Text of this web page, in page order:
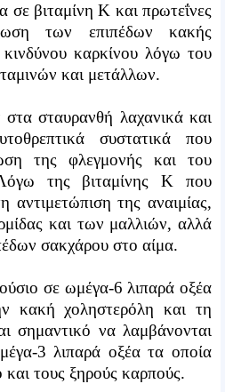
σε βιταμίνη Κ και πρωτεΐνες
των επιπέδων κακής
καρκίνου λόγω του
και μετάλλων.
σταυρανθή λαχανικά και
συστατικά που
της φλεγμονής και του
της βιταμίνης Κ που
αντιμετώπιση της αναιμίας,
και των μαλλιών, αλλά
σακχάρου στο αίμα.
σε ωμέγα-6 λιπαρά οξέα
κακή χοληστερόλη και τη
σημαντικό να λαμβάνονται
3 λιπαρά οξέα τα οποία
τους ξηρούς καρπούς.